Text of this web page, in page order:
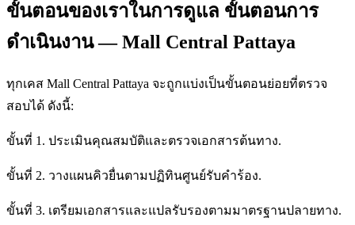
ขั้นตอนของเราในการดูแล ขั้นตอนการ
ดำเนินงาน — Mall Central Pattaya
ทุกเคส Mall Central Pattaya จะถูกแบ่งเป็นขั้นตอนย่อยที่ตรวจ
สอบได้ ดังนี้:
ขั้นที่ 1. ประเมินคุณสมบัติและตรวจเอกสารต้นทาง.
ขั้นที่ 2. วางแผนคิวยื่นตามปฏิทินศูนย์รับคำร้อง.
ขั้นที่ 3. เตรียมเอกสารและแปลรับรองตามมาตรฐานปลายทาง.